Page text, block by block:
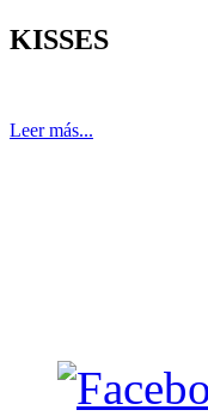
KISSES
Leer más...